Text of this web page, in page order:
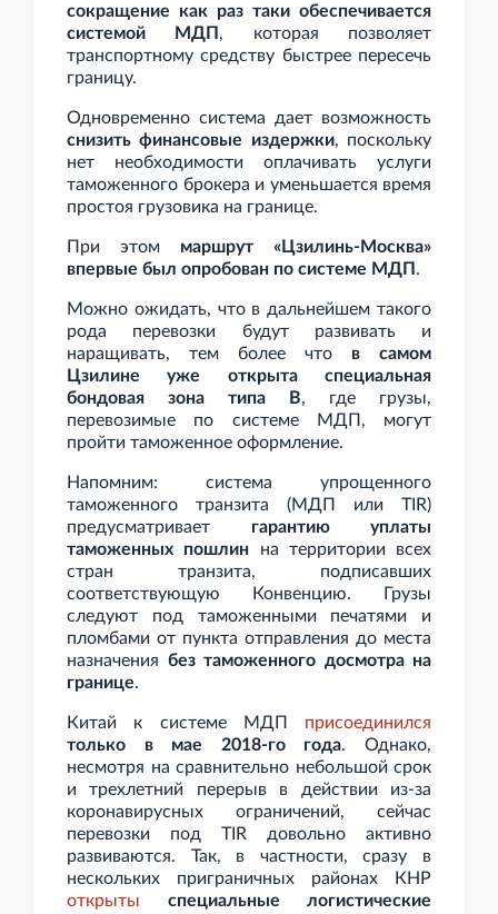
сокращение как раз таки обеспечивается
системой МДП , которая позволяет
транспортному средству быстрее пересечь
границу.
Одновременно система дает возможность
снизить финансовые издержки, поскольку
нет необходимости оплачивать услуги
таможенного брокера и уменьшается время
простоя грузовика на границе.
При этом маршрут «Цзилинь-Москва»
впервые был опробован по системе МДП .
Можно ожидать, что в дальнейшем такого
рода перевозки будут развивать и
наращивать, тем более что в самом
Цзилине уже открыта специальная
бондовая зона типа B, где грузы,
перевозимые по системе МДП, могут
пройти таможенное оформление.
Напомним: система упрощенного
таможенного транзита (МДП или TIR)
предусматривает гарантию уплаты
таможенных пошлин на территории всех
стран транзита, подписавших
соответствующую Конвенцию. Грузы
следуют под таможенными печатями и
пломбами от пункта отправления до места
назначения без таможенного досмотра на
границе.
Китай к системе МДП присоединился
только в мае 2018-го года. Однако,
несмотря на сравнительно небольшой срок
и трехлетний перерыв в действии из-за
коронавирусных ограничений, сейчас
перевозки под TIR довольно активно
развиваются. Так, в частности, сразу в
нескольких приграничных районах КНР
открыты
специальные логистические